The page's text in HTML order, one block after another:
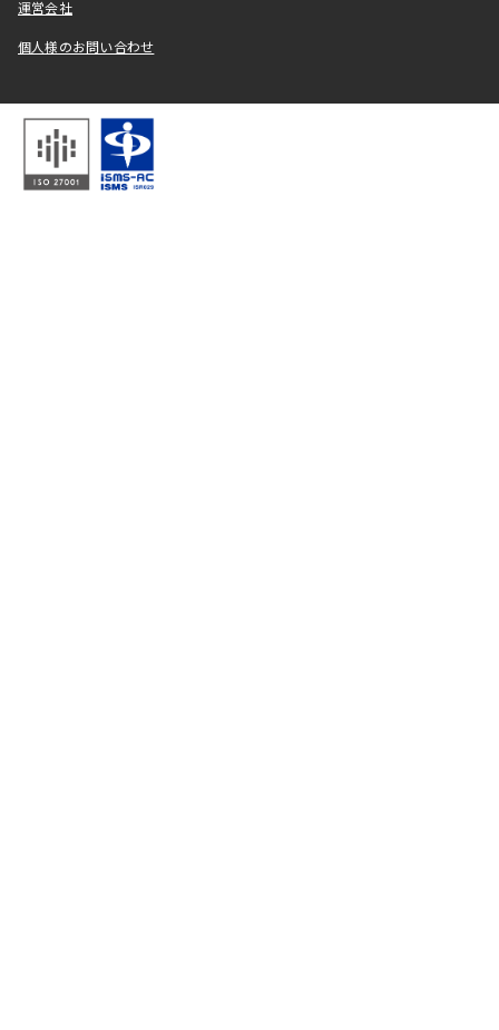
運営会社
個人様のお問い合わせ